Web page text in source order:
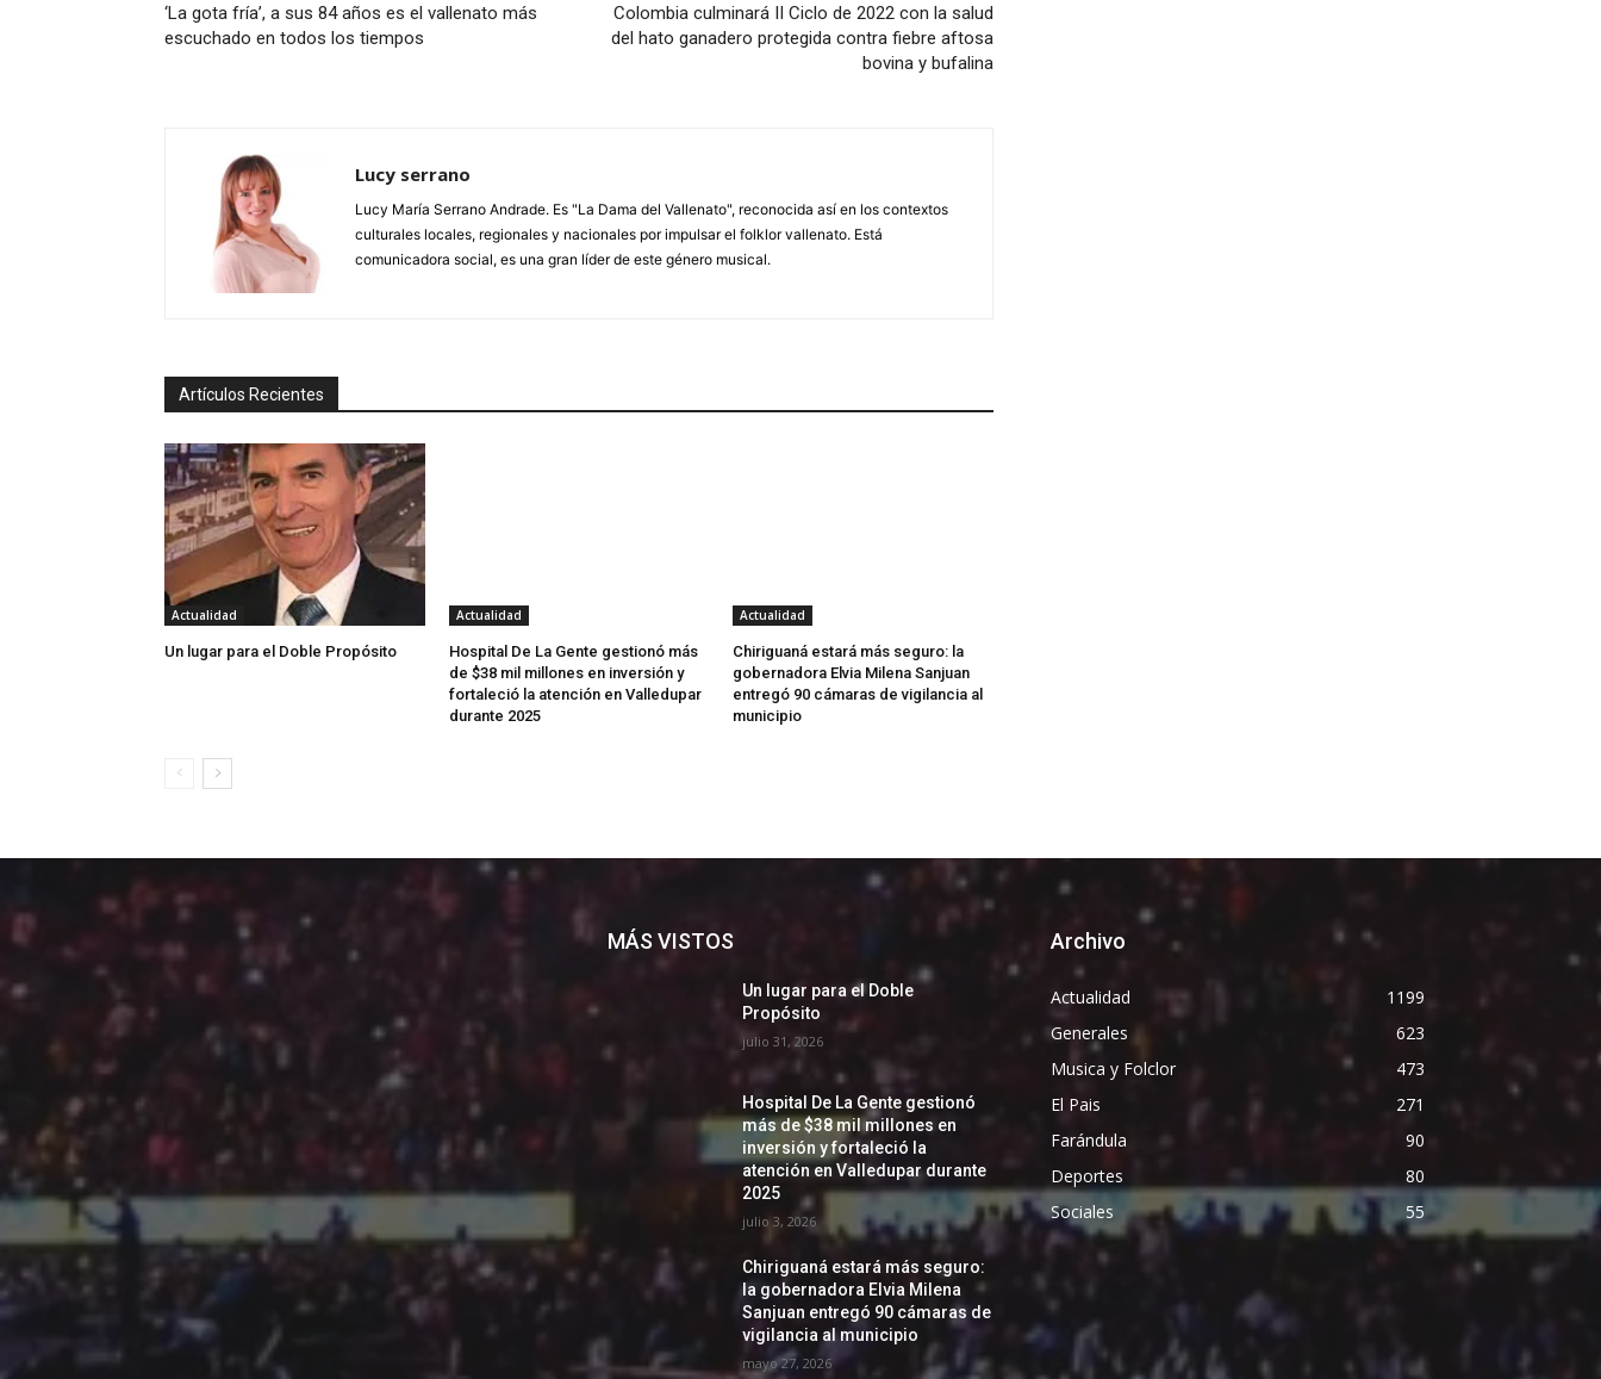
‘La gota fría’, a sus 84 años es el vallenato más
escuchado en todos los tiempos
Colombia culminará II Ciclo de 2022 con la salud
del hato ganadero protegida contra fiebre aftosa
bovina y bufalina
Lucy serrano
Lucy María Serrano Andrade. Es "La Dama del Vallenato", reconocida así en los contextos
culturales locales, regionales y nacionales por impulsar el folklor vallenato. Está
comunicadora social, es una gran líder de este género musical.
Artículos Recientes
Actualidad
Un lugar para el Doble Propósito
Actualidad
Hospital De La Gente gestionó más
de $38 mil millones en inversión y
fortaleció la atención en Valledupar
durante 2025
Actualidad
Chiriguaná estará más seguro: la
gobernadora Elvia Milena Sanjuan
entregó 90 cámaras de vigilancia al
municipio
MÁS VISTOS
Un lugar para el Doble
Propósito
julio 31, 2026
Hospital De La Gente gestionó
más de $38 mil millones en
inversión y fortaleció la
atención en Valledupar durante
2025
julio 3, 2026
Chiriguaná estará más seguro:
la gobernadora Elvia Milena
Sanjuan entregó 90 cámaras de
vigilancia al municipio
mayo 27, 2026
Archivo
Actualidad
1199
Generales
623
Musica y Folclor
473
El Pais
271
Farándula
90
Deportes
80
Sociales
55